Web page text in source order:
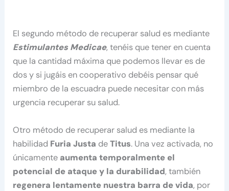
El segundo método de recuperar salud es mediante
Estimulantes Medicae, tenéis que tener en cuenta
que la cantidad máxima que podemos llevar es de
dos y si jugáis en cooperativo debéis pensar qué
miembro de la escuadra puede necesitar con más
urgencia recuperar su salud.
Otro método de recuperar salud es mediante la
habilidad Furia Justa deTitus. Una vez activada, no
únicamente aumenta temporalmente el
potencial de ataque y la durabilidad, también
regenera lentamente nuestra barra de vida, por